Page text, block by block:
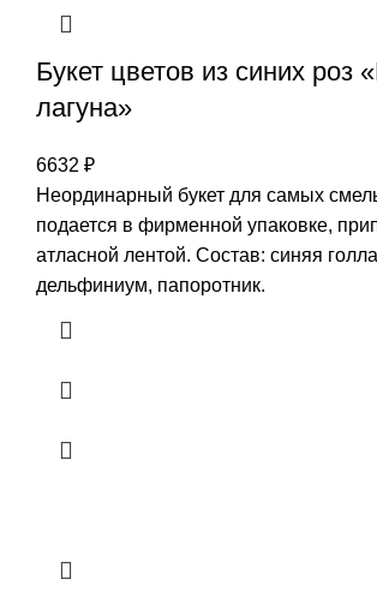
Букет цветов из синих роз
лагуна»
6632 ₽
Неординарный букет для самых
подается в фирменной упаковке,
атласной лентой. Состав: синяя
дельфиниум, папоротник.